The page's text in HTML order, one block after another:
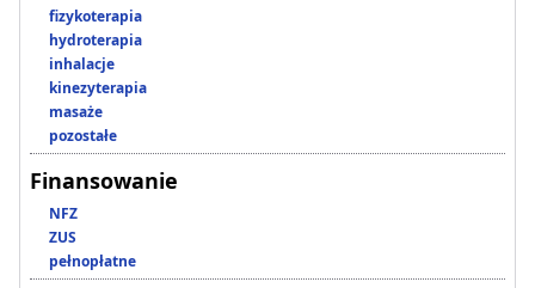
fizykoterapia
hydroterapia
inhalacje
kinezyterapia
masaże
pozostałe
Finansowanie
NFZ
ZUS
pełnopłatne